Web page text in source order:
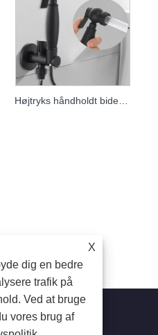
Højtryks håndholdt bidet sprøjte & toiletskyllesæt
X
dig en bedre
trafik på
Ved at bruge
vores brug af